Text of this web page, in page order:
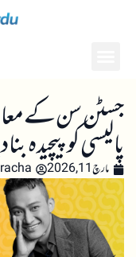
جسٹن سن کے
پالیسی کو پیچیدہ بنا
مارچ 11, 2026